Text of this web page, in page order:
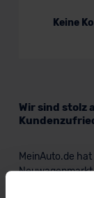
Keine
Wir sind stolz
MeinAuto.de
dadurch ihr